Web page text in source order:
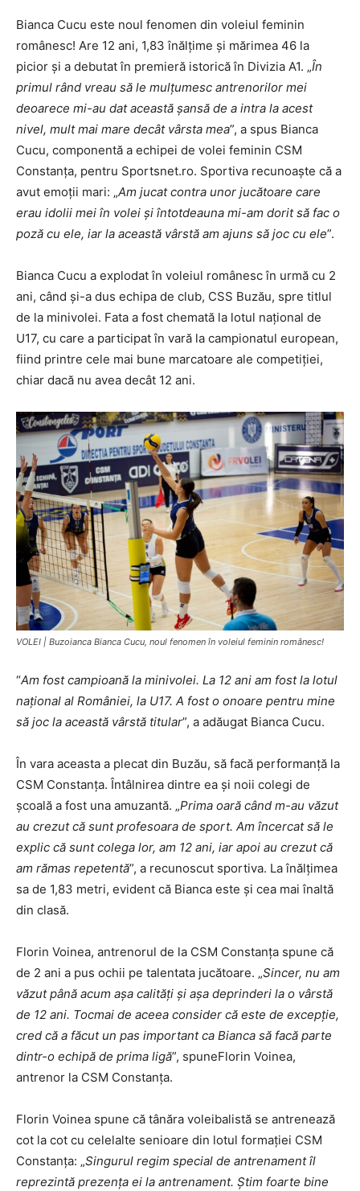
Bianca Cucu este noul fenomen din voleiul feminin
românesc! Are 12 ani, 1,83 înălţime şi mărimea 46 la
picior şi a debutat în premieră istorică în Divizia A1. „În
primul rând vreau să le mulţumesc antrenorilor mei
deoarece mi-au dat această şansă de a intra la acest
nivel, mult mai mare decât vârsta mea”, a spus Bianca
Cucu, componentă a echipei de volei feminin CSM
Constanţa, pentru Sportsnet.ro. Sportiva recunoaşte că a
avut emoţii mari: „Am jucat contra unor jucătoare care
erau idolii mei în volei şi întotdeauna mi-am dorit să fac o
poză cu ele, iar la această vârstă am ajuns să joc cu ele”.
Bianca Cucu a explodat în voleiul românesc în urmă cu 2
ani, când şi-a dus echipa de club, CSS Buzău, spre titlul
de la minivolei. Fata a fost chemată la lotul naţional de
U17, cu care a participat în vară la campionatul european,
fiind printre cele mai bune marcatoare ale competiţiei,
chiar dacă nu avea decât 12 ani.
VOLEI | Buzoianca Bianca Cucu, noul fenomen în voleiul feminin românesc!
“Am fost campioană la minivolei. La 12 ani am fost la lotul
naţional al României, la U17. A fost o onoare pentru mine
să joc la această vârstă titular”, a adăugat Bianca Cucu.
În vara aceasta a plecat din Buzău, să facă performanţă la
CSM Constanţa. Întâlnirea dintre ea şi noii colegi de
şcoală a fost una amuzantă. „Prima oară când m-au văzut
au crezut că sunt profesoara de sport. Am încercat să le
explic că sunt colega lor, am 12 ani, iar apoi au crezut că
am rămas repetentă”, a recunoscut sportiva. La înălţimea
sa de 1,83 metri, evident că Bianca este şi cea mai înaltă
din clasă.
Florin Voinea, antrenorul de la CSM Constanţa spune că
de 2 ani a pus ochii pe talentata jucătoare. „Sincer, nu am
văzut până acum aşa calităţi şi aşa deprinderi la o vârstă
de 12 ani. Tocmai de aceea consider că este de excepţie,
cred că a făcut un pas important ca Bianca să facă parte
dintr-o echipă de prima ligă”, spuneFlorin Voinea,
antrenor la CSM Constanţa.
Florin Voinea spune că tânăra voleibalistă se antrenează
cot la cot cu celelalte senioare din lotul formaţiei CSM
Constanţa: „Singurul regim special de antrenament îl
reprezintă prezenţa ei la antrenament. Ştim foarte bine